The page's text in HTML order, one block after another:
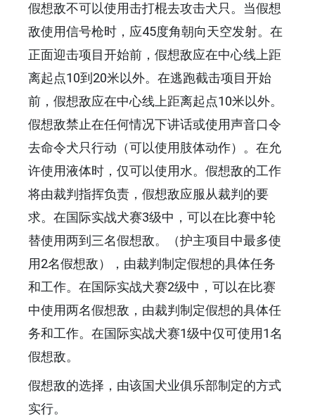
假想敌不可以使用击打棍去攻击犬只。当假想
敌使用信号枪时，应45度角朝向天空发射。在
正面迎击项目开始前，假想敌应在中心线上距
离起点10到20米以外。在逃跑截击项目开始
前，假想敌应在中心线上距离起点10米以外。
假想敌禁止在任何情况下讲话或使用声音口令
去命令犬只行动（可以使用肢体动作）。在允
许使用液体时，仅可以使用水。假想敌的工作
将由裁判指挥负责，假想敌应服从裁判的要
求。在国际实战犬赛3级中，可以在比赛中轮
替使用两到三名假想敌。（护主项目中最多使
用2名假想敌），由裁判制定假想的具体任务
和工作。在国际实战犬赛2级中，可以在比赛
中使用两名假想敌，由裁判制定假想的具体任
务和工作。在国际实战犬赛1级中仅可使用1名
假想敌。
假想敌的选择，由该国犬业俱乐部制定的方式
实行。